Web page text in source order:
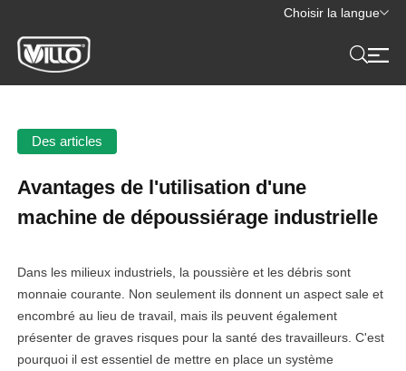
Choisir la langue
Des articles
Avantages de l'utilisation d'une
machine de dépoussiérage industrielle
Dans les milieux industriels, la poussière et les débris sont
monnaie courante. Non seulement ils donnent un aspect sale et
encombré au lieu de travail, mais ils peuvent également
présenter de graves risques pour la santé des travailleurs. C'est
pourquoi il est essentiel de mettre en place un système